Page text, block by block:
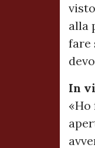
alla
fare
In
«Ho